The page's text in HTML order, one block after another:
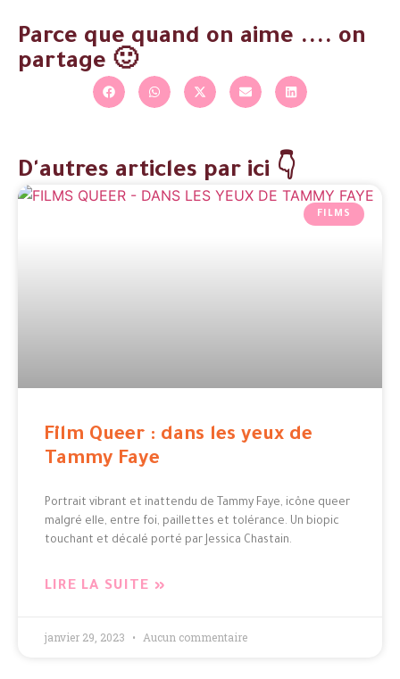
Parce que quand on aime .... on
partage 🙂
D'autres articles par ici 👇
FILMS
Film Queer : dans les yeux de
Tammy Faye
Portrait vibrant et inattendu de Tammy Faye, icône queer
malgré elle, entre foi, paillettes et tolérance. Un biopic
touchant et décalé porté par Jessica Chastain.
LIRE LA SUITE »
janvier 29, 2023 Aucun commentaire